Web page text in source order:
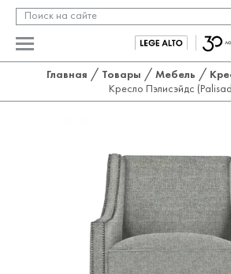
Главная / Товары / Мебель /
Кресло Пэлисэйдс